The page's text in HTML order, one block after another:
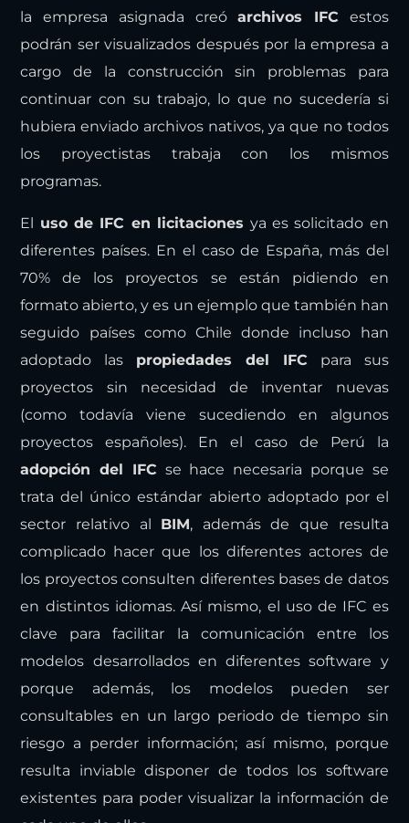
la empresa asignada creóarchivos IFC estos
podrán ser visualizados después por la empresa a
cargo de la construcción sin problemas para
continuar con su trabajo, lo que no sucedería si
hubiera enviado archivos nativos, ya que no todos
los proyectistas trabaja con los mismos
programas.
El uso de IFC en licitaciones ya es solicitado en
diferentes países. En el caso de España, más del
70% de los proyectos se están pidiendo en
formato abierto, y es un ejemplo que también han
seguido países como Chile donde incluso han
adoptado las propiedades del IFC para sus
proyectos sin necesidad de inventar nuevas
(como todavía viene sucediendo en algunos
proyectos españoles). En el caso de Perú la
adopción del IFC se hace necesaria porque se
trata del único estándar abierto adoptado por el
sector relativo al BIM, además de que resulta
complicado hacer que los diferentes actores de
los proyectos consulten diferentes bases de datos
en distintos idiomas. Así mismo, el uso de IFC es
clave para facilitar la comunicación entre los
modelos desarrollados en diferentes software y
porque además, los modelos pueden ser
consultables en un largo periodo de tiempo sin
riesgo a perder información; así mismo, porque
resulta inviable disponer de todos los software
existentes para poder visualizar la información de